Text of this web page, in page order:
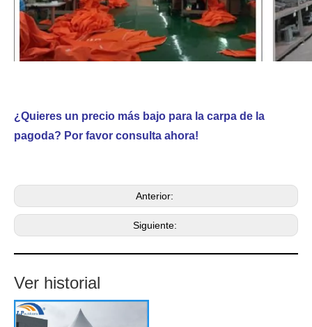
¿Quieres un precio más bajo para la carpa de la
pagoda? Por favor consulta ahora!
Anterior:
Siguiente:
Ver historial